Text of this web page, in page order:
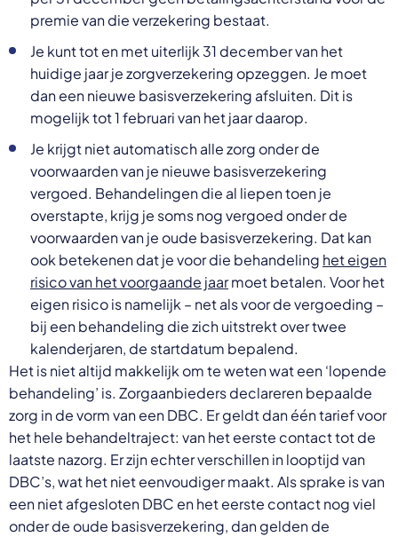
premie van die verzekering bestaat.
Je kunt tot en met uiterlijk 31 december van het
huidige jaar je zorgverzekering opzeggen. Je moet
dan een nieuwe basisverzekering afsluiten. Dit is
mogelijk tot 1 februari van het jaar daarop.
Je krijgt niet automatisch alle zorg onder de
voorwaarden van je nieuwe basisverzekering
vergoed. Behandelingen die al liepen toen je
overstapte, krijg je soms nog vergoed onder de
voorwaarden van je oude basisverzekering. Dat kan
ook betekenen dat je voor die behandeling het eigen
risico van het voorgaande jaarmoet betalen. Voor het
eigen risico is namelijk – net als voor de vergoeding –
bij een behandeling die zich uitstrekt over twee
kalenderjaren, de startdatum bepalend.
Het is niet altijd makkelijk om te weten wat een ‘lopende
behandeling’ is. Zorgaanbieders declareren bepaalde
zorg in de vorm van een DBC. Er geldt dan één tarief voor
het hele behandeltraject: van het eerste contact tot de
laatste nazorg. Er zijn echter verschillen in looptijd van
DBC’s, wat het niet eenvoudiger maakt. Als sprake is van
een niet afgesloten DBC en het eerste contact nog viel
onder de oude basisverzekering, dan gelden de